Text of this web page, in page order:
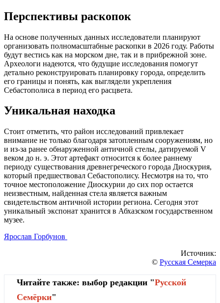
Перспективы раскопок
На основе полученных данных исследователи планируют
организовать полномасштабные раскопки в 2026 году. Работы
будут вестись как на морском дне, так и в прибрежной зоне.
Археологи надеются, что будущие исследования помогут
детально реконструировать планировку города, определить
его границы и понять, как выглядели укрепления
Себастополиса в период его расцвета.
Уникальная находка
Стоит отметить, что район исследований привлекает
внимание не только благодаря затопленным сооружениям, но
и из-за ранее обнаруженной античной стелы, датируемой V
веком до н. э. Этот артефакт относится к более раннему
периоду существования древнегреческого города Диоскурия,
который предшествовал Себастополису. Несмотря на то, что
точное местоположение Диоскурии до сих пор остается
неизвестным, найденная стела является важным
свидетельством античной истории региона. Сегодня этот
уникальный экспонат хранится в Абхазском государственном
музее.
Ярослав Горбунов
Источник:
© Русская Семерка
Читайте также: выбор редакции "Русской
Cемёрки"